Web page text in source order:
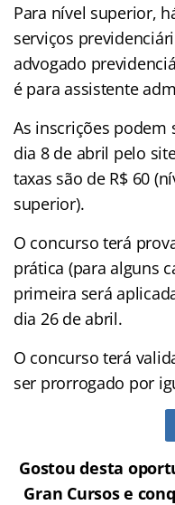
Para nível superior,
serviços
advogado
é para assistente
As inscrições podem
dia 8 de abril pelo
taxas são de R$ 60
superior).
O concurso terá
prática (para alguns
primeira será
dia 26 de abril.
O concurso terá
ser prorrogado por
Gostou desta
Gran Cursos e